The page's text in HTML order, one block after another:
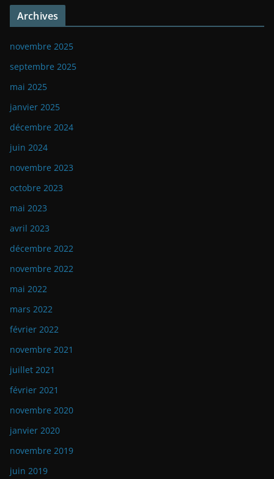
Archives
novembre 2025
septembre 2025
mai 2025
janvier 2025
décembre 2024
juin 2024
novembre 2023
octobre 2023
mai 2023
avril 2023
décembre 2022
novembre 2022
mai 2022
mars 2022
février 2022
novembre 2021
juillet 2021
février 2021
novembre 2020
janvier 2020
novembre 2019
juin 2019